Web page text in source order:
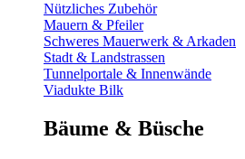
Nützliches Zubehör
Mauern & Pfeiler
Schweres Mauerwerk & Arkaden
Stadt & Landstrassen
Tunnelportale & Innenwände
Viadukte Bilk
Bäume & Büsche